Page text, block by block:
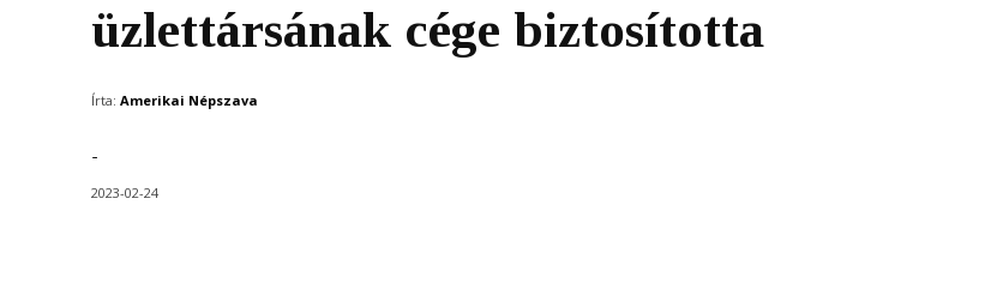
üzlettársának cége biztosította
Írta: Amerikai Népszava
-
2023-02-24